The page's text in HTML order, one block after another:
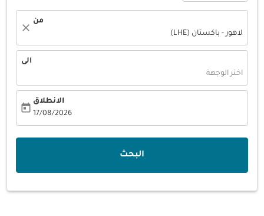
من
لاهور - باكستان (LHE)
close
الى
اختر الوجهة
الانطلاق
17/08/2026
today
البحث